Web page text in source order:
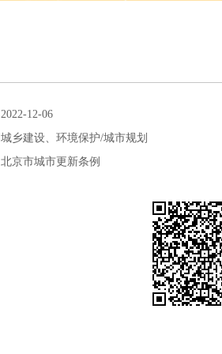
2022-12-06
城乡建设、环境保护/城市规划
北京市城市更新条例